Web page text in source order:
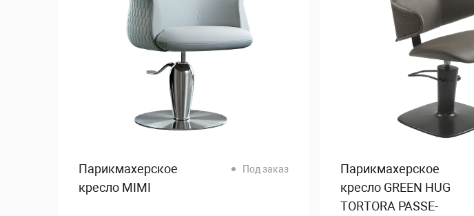
Парикмахерское
кресло MIMI
Под заказ
Парикмахерское
кресло GREEN HUG
TORTORA PASSE-